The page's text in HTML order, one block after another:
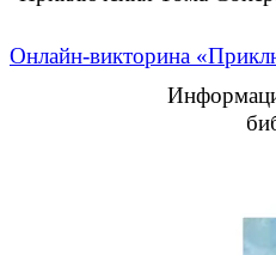
Онлайн-викторина